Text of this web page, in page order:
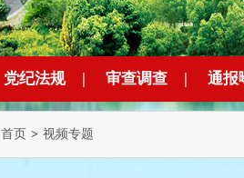
党纪法规 | 审查调查 | 通报
首页 > 视频专题